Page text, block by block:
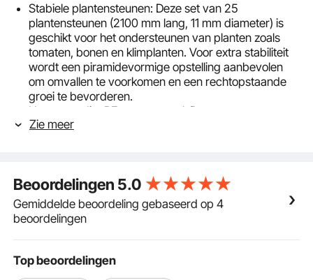
Stabiele plantensteunen: Deze set van 25
plantensteunen (2100 mm lang, 11 mm diameter) is
geschikt voor het ondersteunen van planten zoals
tomaten, bonen en klimplanten. Voor extra stabiliteit
wordt een piramidevormige opstelling aanbevolen
om omvallen te voorkomen en een rechtopstaande
groei te bevorderen.
Hoogwaardig, PE-gecoat staal: Deze
tomatenstokken, gemaakt van zeer sterke, PE-
vervorming, waardoor een lange levensduur
buitenshuis gegarandeerd is.
Eenvoudig in gebruik: geen ingewikkeld gereedschap
nodig. Deze plantenstokken hebben een puntige
een stevige verankering. De antislipnoppen
verbeteren de grip, waardoor planten er op
Zie meer
Beoordelingen 5.0
Gemiddelde beoordeling gebaseerd op 4
beoordelingen
Top beoordelingen